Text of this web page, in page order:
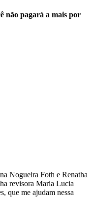
não pagará a mais por
Nogueira Foth e Renatha
revisora Maria Lucia
que me ajudam nessa